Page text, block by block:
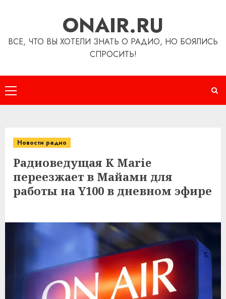
ONAIR.RU
ВСЕ, ЧТО ВЫ ХОТЕЛИ ЗНАТЬ О РАДИО, НО БОЯЛИСЬ
СПРОСИТЬ!
Основное
меню
Новости радио
Радиоведущая K Marie
переезжает в Майами для
работы на Y100 в дневном эфире